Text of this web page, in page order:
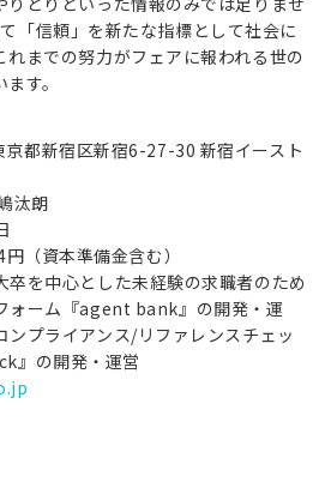
「信頼」を新たな指標として社会に
までの努力がフェアに報われる世の
す。
都新宿区新宿6-27-30 新宿イースト
汰朗
（資本準備金含む）
卒を中心とした未経験の求職者のため
ォーム『agent bank』の開発・運
ンプライアンス/リファレンスチェッ
』の開発・運営